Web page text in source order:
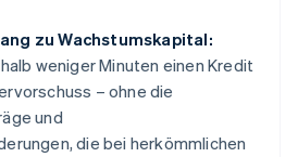
zu Wachstumskapital:
weniger Minuten einen Kredit
– ohne die
und
die bei herkömmlichen